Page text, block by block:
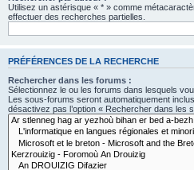
Utilisez un astérisque « * » comme
effectuer des recherches partielles.
PRÉFÉRENCES DE LA RECHERCHE
Rechercher dans les forums :
Sélectionnez le ou les forums dans lesquels
Les sous-forums seront automatiquement
désactivez pas l’option « Rechercher dans les